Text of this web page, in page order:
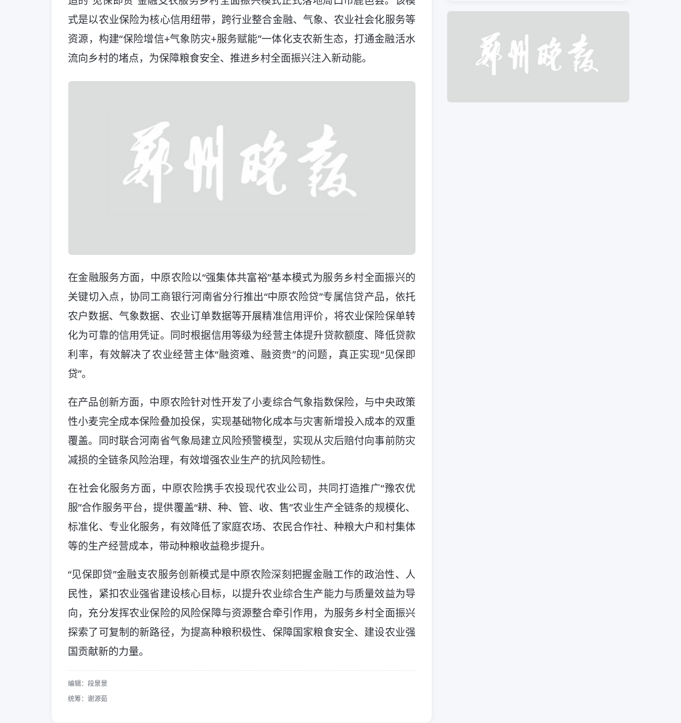
式是以农业保险为核心信用纽带，跨行业整合金融、气象、农业社会化服务等
资源，构建“保险增信+气象防灾+服务赋能”一体化支农新生态，打通金融活水
流向乡村的堵点，为保障粮食安全、推进乡村全面振兴注入新动能。
在金融服务方面，中原农险以“强集体共富裕”基本模式为服务乡村全面振兴的
关键切入点，协同工商银行河南省分行推出“中原农险贷”专属信贷产品，依托
农户数据、气象数据、农业订单数据等开展精准信用评价，将农业保险保单转
化为可靠的信用凭证。同时根据信用等级为经营主体提升贷款额度、降低贷款
利率，有效解决了农业经营主体“融资难、融资贵”的问题，真正实现“见保即
贷”。
在产品创新方面，中原农险针对性开发了小麦综合气象指数保险，与中央政策
性小麦完全成本保险叠加投保，实现基础物化成本与灾害新增投入成本的双重
覆盖。同时联合河南省气象局建立风险预警模型，实现从灾后赔付向事前防灾
减损的全链条风险治理，有效增强农业生产的抗风险韧性。
在社会化服务方面，中原农险携手农投现代农业公司，共同打造推广“豫农优
服”合作服务平台，提供覆盖“耕、种、管、收、售”农业生产全链条的规模化、
标准化、专业化服务，有效降低了家庭农场、农民合作社、种粮大户和村集体
等的生产经营成本，带动种粮收益稳步提升。
“见保即贷”金融支农服务创新模式是中原农险深刻把握金融工作的政治性、人
民性，紧扣农业强省建设核心目标，以提升农业综合生产能力与质量效益为导
向，充分发挥农业保险的风险保障与资源整合牵引作用，为服务乡村全面振兴
探索了可复制的新路径，为提高种粮积极性、保障国家粮食安全、建设农业强
国贡献新的力量。
编辑：段景景
统筹：谢源茹